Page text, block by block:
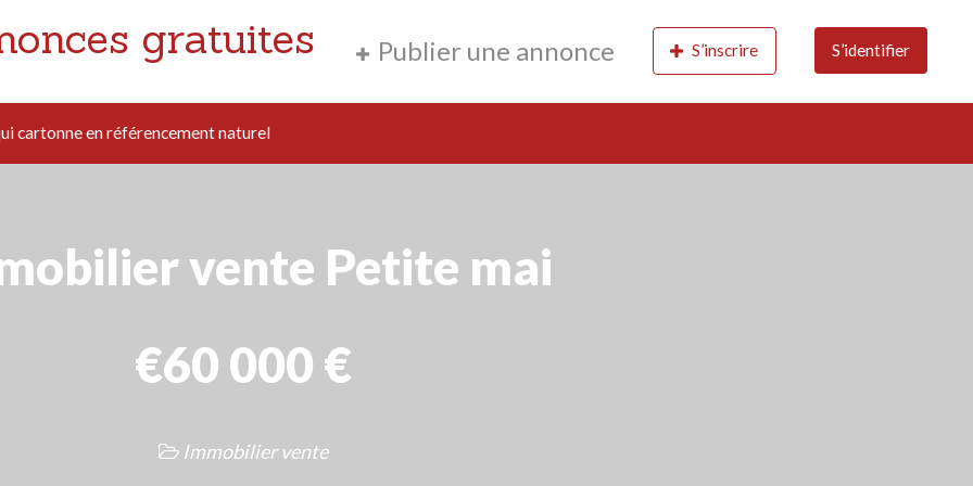
gratuites Publier une annonce S’inscrire S’identifier
cartonne en référencement naturel
vente Petite mai
€60 000 €
Immobilier vente